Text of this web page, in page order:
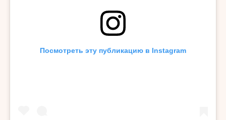
Посмотреть эту публикацию в Instagram